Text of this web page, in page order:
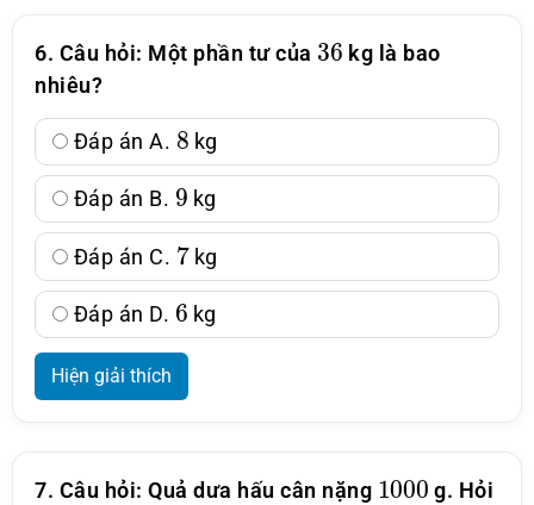
6. Câu hỏi: Một phần tư của
36
kg là bao
nhiêu?
Đáp án A.
8
kg
Đáp án B.
9
kg
Đáp án C.
7
kg
Đáp án D.
6
kg
Hiện giải thích
7. Câu hỏi: Quả dưa hấu cân nặng
1000
g. Hỏi